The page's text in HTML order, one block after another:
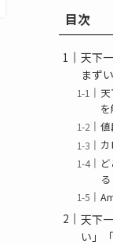
目次
天下
まず
値
る
天下
い」